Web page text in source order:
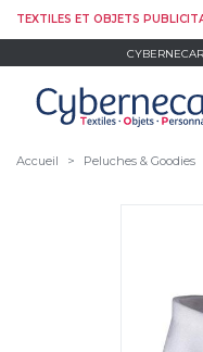
TEXTILES ET OBJETS
Accueil Peluches & Goodies